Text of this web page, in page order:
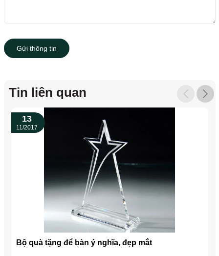
Gửi thông tin
Tin liên quan
13
11/2017
Bộ quà tặng để bàn ý nghĩa, đẹp mắt